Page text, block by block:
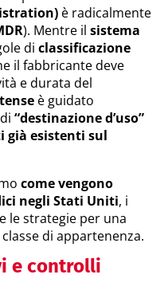
è radicalmente
). Mentre il sistema
di classificazione
il fabbricante deve
e durata del
è guidato
“destinazione d’uso”
già esistenti sul
come vengono
negli Stati Uniti, i
le strategie per una
di appartenenza.
e controlli